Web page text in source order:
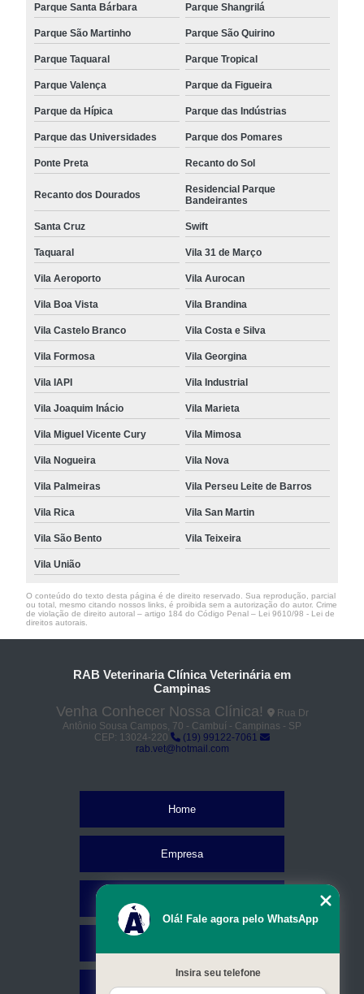
Parque Santa Bárbara Parque Shangrilá
Parque São Martinho Parque São Quirino
Parque Taquaral Parque Tropical
Parque Valença Parque da Figueira
Parque da Hípica Parque das Indústrias
Parque das Universidades Parque dos Pomares
Ponte Preta Recanto do Sol
Recanto dos Dourados
Residencial Parque
Bandeirantes
Santa Cruz Swift
Taquaral Vila 31 de Março
Vila Aeroporto Vila Aurocan
Vila Boa Vista Vila Brandina
Vila Castelo Branco Vila Costa e Silva
Vila Formosa Vila Georgina
Vila IAPI Vila Industrial
Vila Joaquim Inácio Vila Marieta
Vila Miguel Vicente Cury Vila Mimosa
Vila Nogueira Vila Nova
Vila Palmeiras Vila Perseu Leite de Barros
Vila Rica Vila San Martin
Vila São Bento Vila Teixeira
Vila União
O conteúdo do texto desta página é de direito reservado. Sua reprodução, parcial
ou total, mesmo citando nossos links, é proibida sem a autorização do autor. Crime
de violação de direito autoral – artigo 184 do Código Penal – Lei 9610/98 - Lei de
direitos autorais
RAB Veterinaria Clínica Veterinária em
Campinas
Venha Conhecer Nossa Clínica!
Rua Dr
Antônio Sousa Campos, 70 - Cambuí - Campinas - SP
CEP: 13024-220
(19) 99122-7061
rab.vet@hotmail.com
Home
Empresa
Contato
Olá! Fale agora pelo WhatsApp
Insira seu telefone